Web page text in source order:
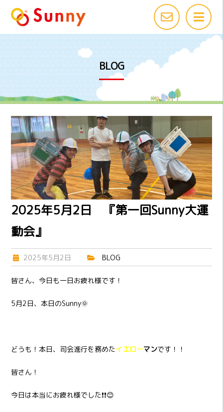
BLOG
2025年5月2日 『第一回Sunny大運
動会』
2025年5月2日 BLOG
皆さん、今日も一日お疲れ様です！
5月2日、本日のSunny🌞
どうも！本日、司会進行を務めたイエローマンです！！
皆さん！
今日は本当にお疲れ様でした❗❗😊